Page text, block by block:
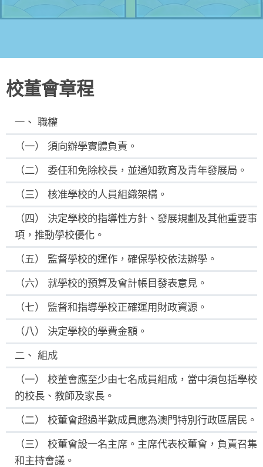
校董會章程
一、 職權
（一） 須向辦學實體負責。
（二） 委任和免除校長，並通知教育及青年發展局。
（三） 核准學校的人員組織架構。
（四） 決定學校的指導性方針、發展規劃及其他重要事
項，推動學校優化。
（五） 監督學校的運作，確保學校依法辦學。
（六） 就學校的預算及會計帳目發表意見。
（七） 監督和指導學校正確運用財政資源。
（八） 決定學校的學費金額。
二、 組成
（一） 校董會應至少由七名成員組成，當中須包括學校
的校長、教師及家長。
（二） 校董會超過半數成員應為澳門特別行政區居民。
（三） 校董會設一名主席。主席代表校董會，負責召集
和主持會議。